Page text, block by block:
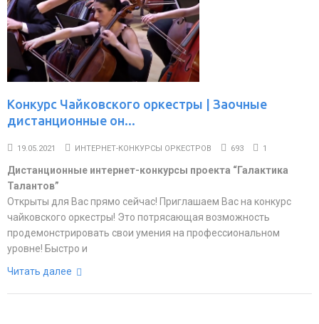
Конкурс Чайковского оркестры | Заочные
дистанционные он...
19.05.2021 ИНТЕРНЕТ-КОНКУРСЫ ОРКЕСТРОВ 693 1
Дистанционные интернет-конкурсы проекта “Галактика
Талантов”
Открыты для Вас прямо сейчас! Приглашаем Вас на конкурс
чайковского оркестры! Это потрясающая возможность
продемонстрировать свои умения на профессиональном
уровне! Быстро и
Читать далее